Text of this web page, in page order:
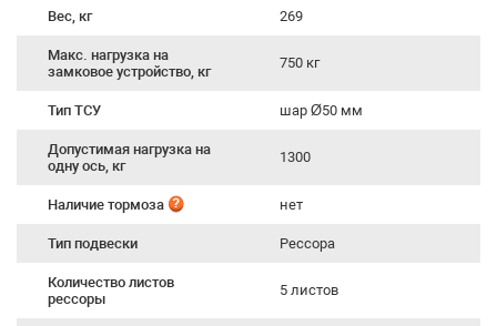
Вес, кг 269
Макс. нагрузка на
замковое устройство, кг
750 кг
Тип ТСУ шар Ø50 мм
Допустимая нагрузка на
одну ось, кг
1300
Наличие тормоза нет
Тип подвески Рессора
Количество листов
рессоры
5 листов